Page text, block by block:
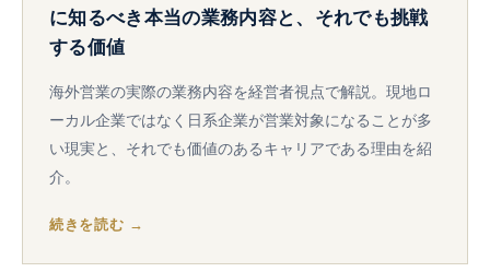
に知るべき本当の業務内容と、それでも挑戦
する価値
海外営業の実際の業務内容を経営者視点で解説。現地ロ
ーカル企業ではなく日系企業が営業対象になることが多
い現実と、それでも価値のあるキャリアである理由を紹
介。
続きを読む →